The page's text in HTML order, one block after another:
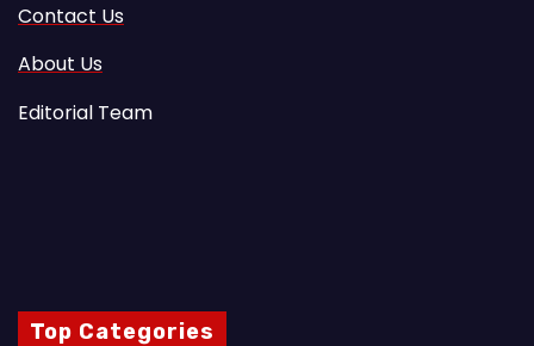
Contact Us
About Us
Editorial Team
Top Categories